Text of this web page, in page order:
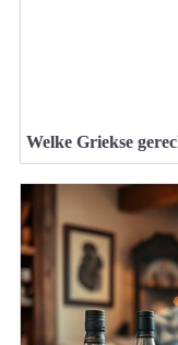
Welke Griekse